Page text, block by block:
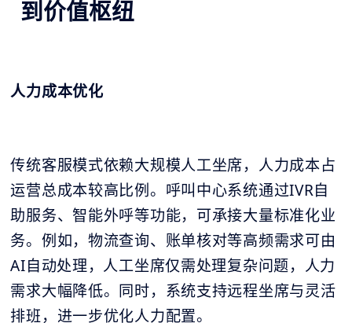
到价值枢纽
人力成本优化
传统客服模式依赖大规模人工坐席，人力成本占
运营总成本较高比例。呼叫中心系统通过IVR自
助服务、智能外呼等功能，可承接大量标准化业
务。例如，物流查询、账单核对等高频需求可由
AI自动处理，人工坐席仅需处理复杂问题，人力
需求大幅降低。同时，系统支持远程坐席与灵活
排班，进一步优化人力配置。